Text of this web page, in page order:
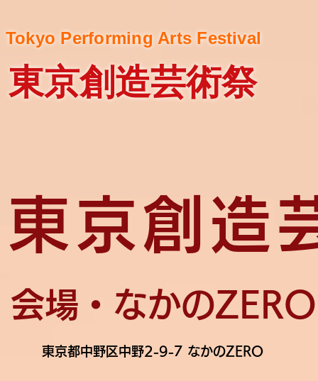
Tokyo Performing Arts Festival
東京創造芸術祭
東京創造
会場・なかのZERO
東京都中野区中野2-9-7 なかのZERO